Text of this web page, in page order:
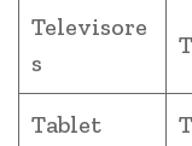
Televisore
s
Tablet